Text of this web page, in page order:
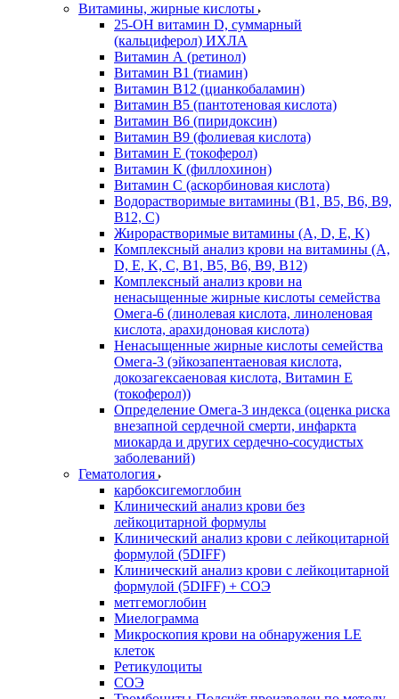
Витамины, жирные кислоты
25-OH витамин D, суммарный
(кальциферол) ИХЛА
Витамин А (ретинол)
Витамин В1 (тиамин)
Витамин В12 (цианкобаламин)
Витамин В5 (пантотеновая кислота)
Витамин В6 (пиридоксин)
Витамин В9 (фолиевая кислота)
Витамин Е (токоферол)
Витамин К (филлохинон)
Витамин С (аскорбиновая кислота)
Водорастворимые витамины (B1, B5, B6, В9,
В12, С)
Жирорастворимые витамины (A, D, E, K)
Комплексный анализ крови на витамины (A,
D, E, K, C, B1, B5, B6, В9, B12)
Комплексный анализ крови на
ненасыщенные жирные кислоты семейства
Омега-6 (линолевая кислота, линоленовая
кислота, арахидоновая кислота)
Ненасыщенные жирные кислоты семейства
Омега-3 (эйкозапентаеновая кислота,
докозагексаеновая кислота, Витамин E
(токоферол))
Определение Омега-3 индекса (оценка риска
внезапной сердечной смерти, инфаркта
миокарда и других сердечно-сосудистых
заболеваний)
Гематология
карбоксигемоглобин
Клинический анализ крови без
лейкоцитарной формулы
Клинический анализ крови с лейкоцитарной
формулой (5DIFF)
Клинический анализ крови с лейкоцитарной
формулой (5DIFF) + СОЭ
метгемоглобин
Миелограмма
Микроскопия крови на обнаружения LE
клеток
Ретикулоциты
СОЭ